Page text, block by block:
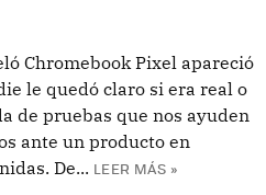
Chromebook Pixel apareció
le quedó claro si era real o
de pruebas que nos ayuden
ante un producto en
De... LEER MÁS »